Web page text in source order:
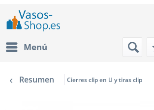
Menú
Resumen Cierres clip en U y tiras clip